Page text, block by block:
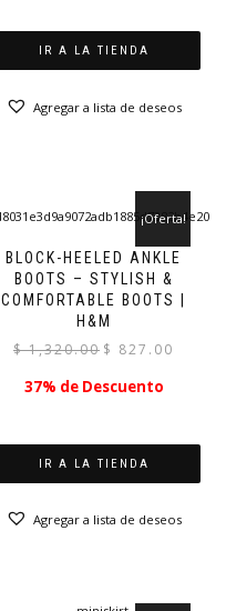
IR A LA TIENDA
Agregar a lista de deseos
BLOCK-HEELED ANKLE
BOOTS – STYLISH &
COMFORTABLE BOOTS |
H&M
¡Oferta!
$1,320.00 El
original
$ 827.00
37% de Descuento
IR A LA TIENDA
Agregar a lista de deseos